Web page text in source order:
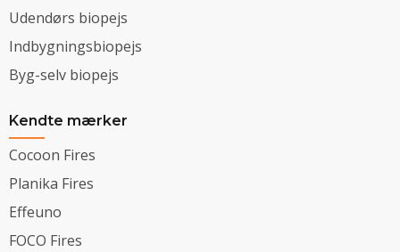
Udendørs biopejs
Indbygningsbiopejs
Byg-selv biopejs
Kendte mærker
Cocoon Fires
Planika Fires
Effeuno
FOCO Fires